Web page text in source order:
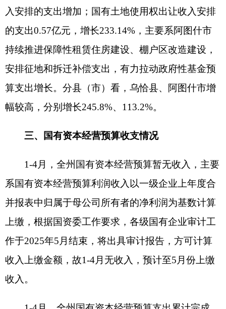
列。各县（市）各部门紧盯收入预期目标，高效发
挥部门协调联动作用，精准掌握税源财源信息，加
强精准监管堵漏增收，持续盘活闲置资源资产，加
快推进优势资源转化，矿产资源专项收入、资产处
增长。三县一市财政收入继续保持正增长，增幅达
10%以上，阿克陶县、阿图什市增幅靠前，分别增
（二）税收非税持续增收，收入结构不断优
化。税收收入方面，一是大宗商品价格趋于稳定，
矿产品需求有所增长，重点税源企业销量稳步增
加，带动主要税种持续增收；二是今年较多企业生
加；三是与房地产市场密切相关的城镇土地使用
税、房产税、印花税等增速较高，市场活跃度和交
易量等积极因素逐步显现，推动税收增长，1-4月份